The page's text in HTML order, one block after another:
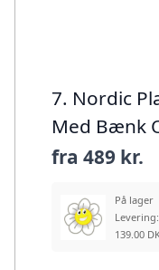
7. Nordic
Med Bænk
fra 489 kr.
På lager
139.00